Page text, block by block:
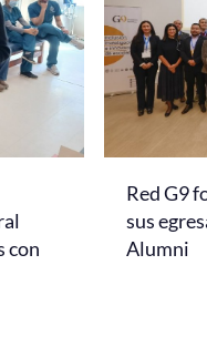
con
Red G9
sus
Alumni